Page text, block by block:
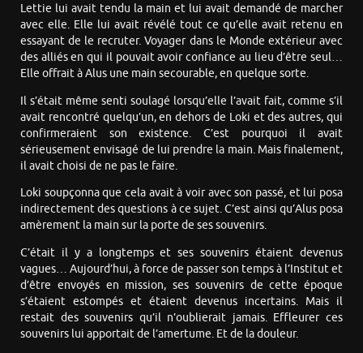
Lettie lui avait tendu la main et lui avait demandé de marcher
avec elle. Elle lui avait révélé tout ce qu’elle avait retenu en
essayant de le recruter. Voyager dans le Monde extérieur avec
des alliés en qui il pouvait avoir confiance au lieu d’être seul…
Elle offrait à Alus une main secourable, en quelque sorte.
Il s’était même senti soulagé lorsqu’elle l’avait fait, comme s’il
avait rencontré quelqu’un, en dehors de Loki et des autres, qui
confirmeraient son existence. C’est pourquoi il avait
sérieusement envisagé de lui prendre la main. Mais finalement,
il avait choisi de ne pas le faire.
Loki soupçonna que cela avait à voir avec son passé, et lui posa
indirectement des questions à ce sujet. C’est ainsi qu’Alus posa
amèrement la main sur la porte de ses souvenirs.
C’était il y a longtemps et ses souvenirs étaient devenus
vagues… Aujourd’hui, à force de passer son temps à l’Institut et
d’être envoyés en mission, ses souvenirs de cette époque
s’étaient estompés et étaient devenus incertains. Mais il
restait des souvenirs qu’il n’oublierait jamais. Effleurer ces
souvenirs lui apportait de l’amertume. Et de la douleur.